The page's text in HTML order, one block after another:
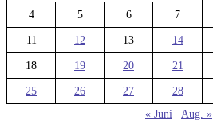
4 5 6 7
11 12 13 14
18 19 20 21
25 26 27 28
« Juni
Aug. »